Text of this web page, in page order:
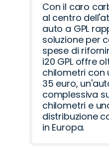
Con il caro
al centro
auto a GPL
soluzione per
spese di
i20 GPL offre
chilometri con
35 euro,
complessiva
chilometri e
distribuzione
in Europa.